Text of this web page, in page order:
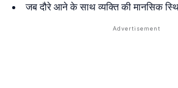
जब दौरे आने के साथ व्यक्ति की मानसिक